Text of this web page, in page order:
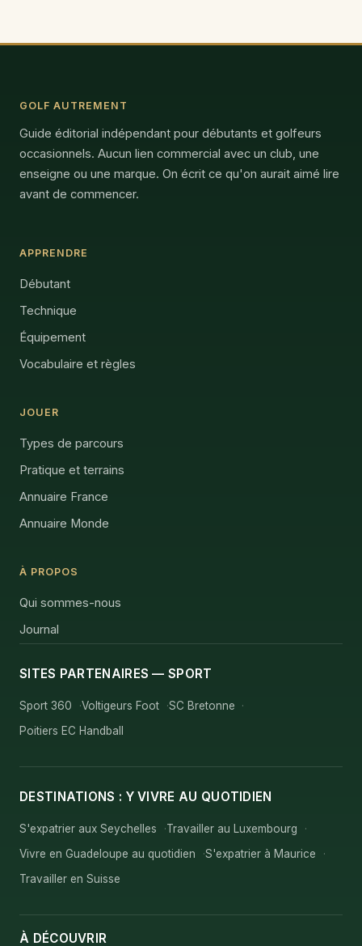
GOLF AUTREMENT
Guide éditorial indépendant pour débutants et golfeurs
occasionnels. Aucun lien commercial avec un club, une
enseigne ou une marque. On écrit ce qu'on aurait aimé lire
avant de commencer.
APPRENDRE
Débutant
Technique
Équipement
Vocabulaire et règles
JOUER
Types de parcours
Pratique et terrains
Annuaire France
Annuaire Monde
À PROPOS
Qui sommes-nous
Journal
SITES PARTENAIRES — SPORT
Sport 360 Voltigeurs Foot
SC Bretonne
Poitiers EC Handball
DESTINATIONS : Y VIVRE AU QUOTIDIEN
S'expatrier aux Seychelles
Travailler au Luxembourg
Vivre en Guadeloupe au quotidien
S'expatrier à Maurice
Travailler en Suisse
À DÉCOUVRIR